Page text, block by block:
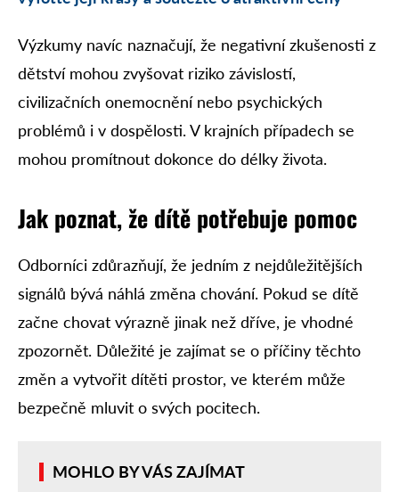
Výzkumy navíc naznačují, že negativní zkušenosti z
dětství mohou zvyšovat riziko závislostí,
civilizačních onemocnění nebo psychických
problémů i v dospělosti. V krajních případech se
mohou promítnout dokonce do délky života.
Jak poznat, že dítě potřebuje pomoc
Odborníci zdůrazňují, že jedním z nejdůležitějších
signálů bývá náhlá změna chování. Pokud se dítě
začne chovat výrazně jinak než dříve, je vhodné
zpozornět. Důležité je zajímat se o příčiny těchto
změn a vytvořit dítěti prostor, ve kterém může
bezpečně mluvit o svých pocitech.
MOHLO BY VÁS ZAJÍMAT